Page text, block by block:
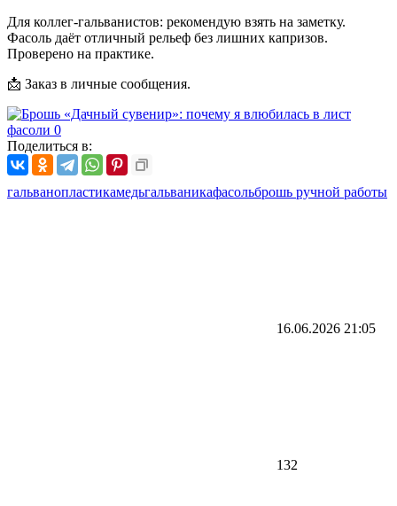
Для коллег-гальванистов: рекомендую взять на заметку.
Фасоль даёт отличный рельеф без лишних капризов.
Проверено на практике.
📩 Заказ в личные сообщения.
Поделиться в:
гальванопластикамедьгальваникафасольброшь ручной работы
16.06.2026 21:05
132